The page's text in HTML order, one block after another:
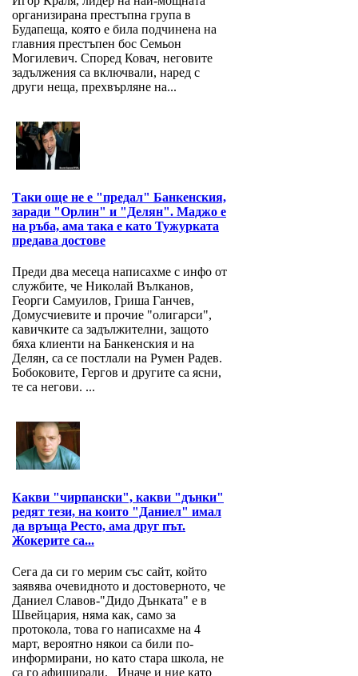
организирана престъпна група в
Будапеща, която е била подчинена на
главния престъпен бос Семьон
Могилевич. Според Ковач, неговите
задължения са включвали, наред с
други неща, прехвърляне на...
Таки още не е "предал" Банкенския,
заради "Орлин" и "Делян". Маджо е
на ръба, ама така е като Тужурката
предава достове
Преди два месеца написахме с инфо от
службите, че Николай Вълканов,
Георги Самуилов, Гриша Ганчев,
Домусчиевите и прочие "олигарси",
кавичките са задължителни, защото
бяха клиенти на Банкенския и на
Делян, са се постлали на Румен Радев.
Бобоковите, Гергов и другите са ясни,
те са негови. ...
Какви "чирпански", какви "дънки"
редят тези, на които "Даниел" имал
да връща Ресто, ама друг път.
Жокерите са...
Сега да си го мерим със сайт, който
заявява очевидното и достоверното, че
Даниел Славов-"Дидо Дънката" е в
Швейцария, няма как, само за
протокола, това го написахме на 4
март, вероятно някои са били по-
информирани, но като стара школа, не
са го афиширали. Иначе и ние като